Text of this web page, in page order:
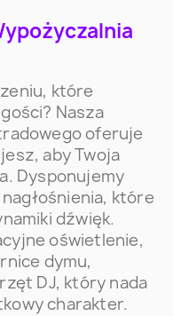
które
Nasza
oferuje
aby Twoja
Dysponujemy
które
dźwięk.
oświetlenie,
dymu,
DJ, który nada
charakter.